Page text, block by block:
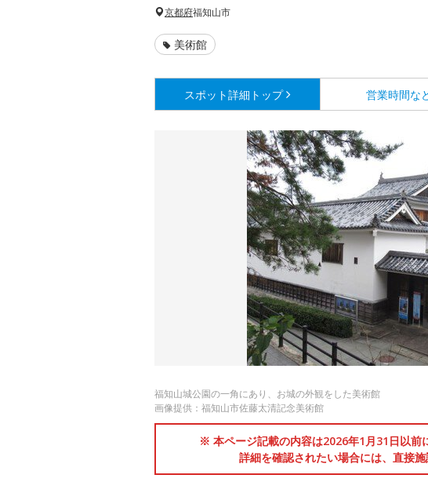
京都府福知山市
美術館
スポット詳細 トップ 営業時間な
福知山城公園の一角にあり、お城の外観をした美術館
画像提供：福知山市佐藤太清記念美術館
※ 本ページ記載の内容は2026年1月31日以前
詳細を確認されたい場合には、直接施